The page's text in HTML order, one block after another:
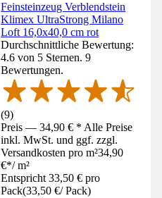
Feinsteinzeug Verblendstein
Klimex UltraStrong Milano
Loft 16,0x40,0 cm rot
Durchschnittliche Bewertung:
4.6 von 5 Sternen. 9
Bewertungen.
(9)
Preis — 34,90 € * Alle Preise
inkl. MwSt. und ggf. zzgl.
Versandkosten pro m²34,90
€*/ m²
Entspricht 33,50 € pro
Pack(33,50 €/ Pack)